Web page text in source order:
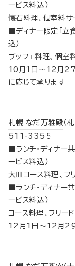
ービス料込）
懐石料理、個室料サ
■ディナー限定「立
込）
ブッフェ料理、個室
10月1日～12月
に応じて承ります
札幌 なだ万雅殿 （
511-3355
■ランチ・ディナー
ービス料込）
大皿コース料理、フ
■ランチ・ディナー
ービス料込）
コース料理、フリー
12月1日～12月